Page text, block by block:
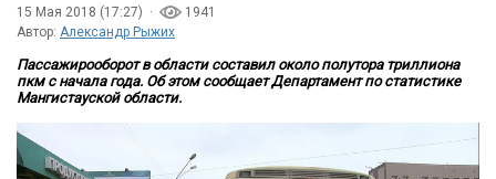
15 Мая 2018 (17:27) ·
1941
Автор: Александр Рыжих
Пассажирооборот в области составил около полутора триллиона
пкм с начала года. Об этом сообщает Департамент по статистике
Мангистауской области.